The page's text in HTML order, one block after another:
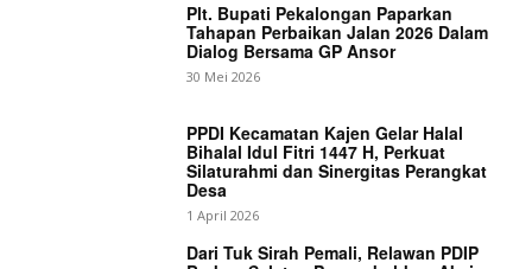
Plt. Bupati Pekalongan Paparkan
Tahapan Perbaikan Jalan 2026 Dalam
Dialog Bersama GP Ansor
30 Mei 2026
PPDI Kecamatan Kajen Gelar Halal
Bihalal Idul Fitri 1447 H, Perkuat
Silaturahmi dan Sinergitas Perangkat
Desa
1 April 2026
Dari Tuk Sirah Pemali, Relawan PDIP